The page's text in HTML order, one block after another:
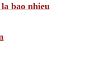
bao nhieu